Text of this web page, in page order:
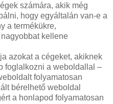
számára, akik még
hogy egyáltalán van-e a
a termékükre,
kellene
azokat a cégeket, akiknek
foglalkozni a weboldallal –
folyamatosan
bérelhető weboldal
a honlapod folyamatosan